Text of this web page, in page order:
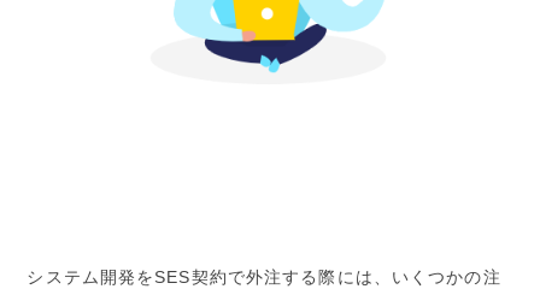
システム開発をSES契約で外注する際には、いくつかの注